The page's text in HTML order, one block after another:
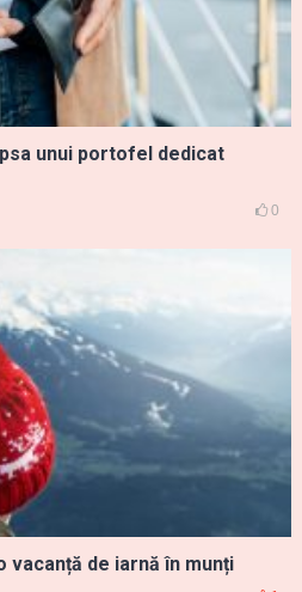
unui portofel dedicat
0
vacanță de iarnă în munți